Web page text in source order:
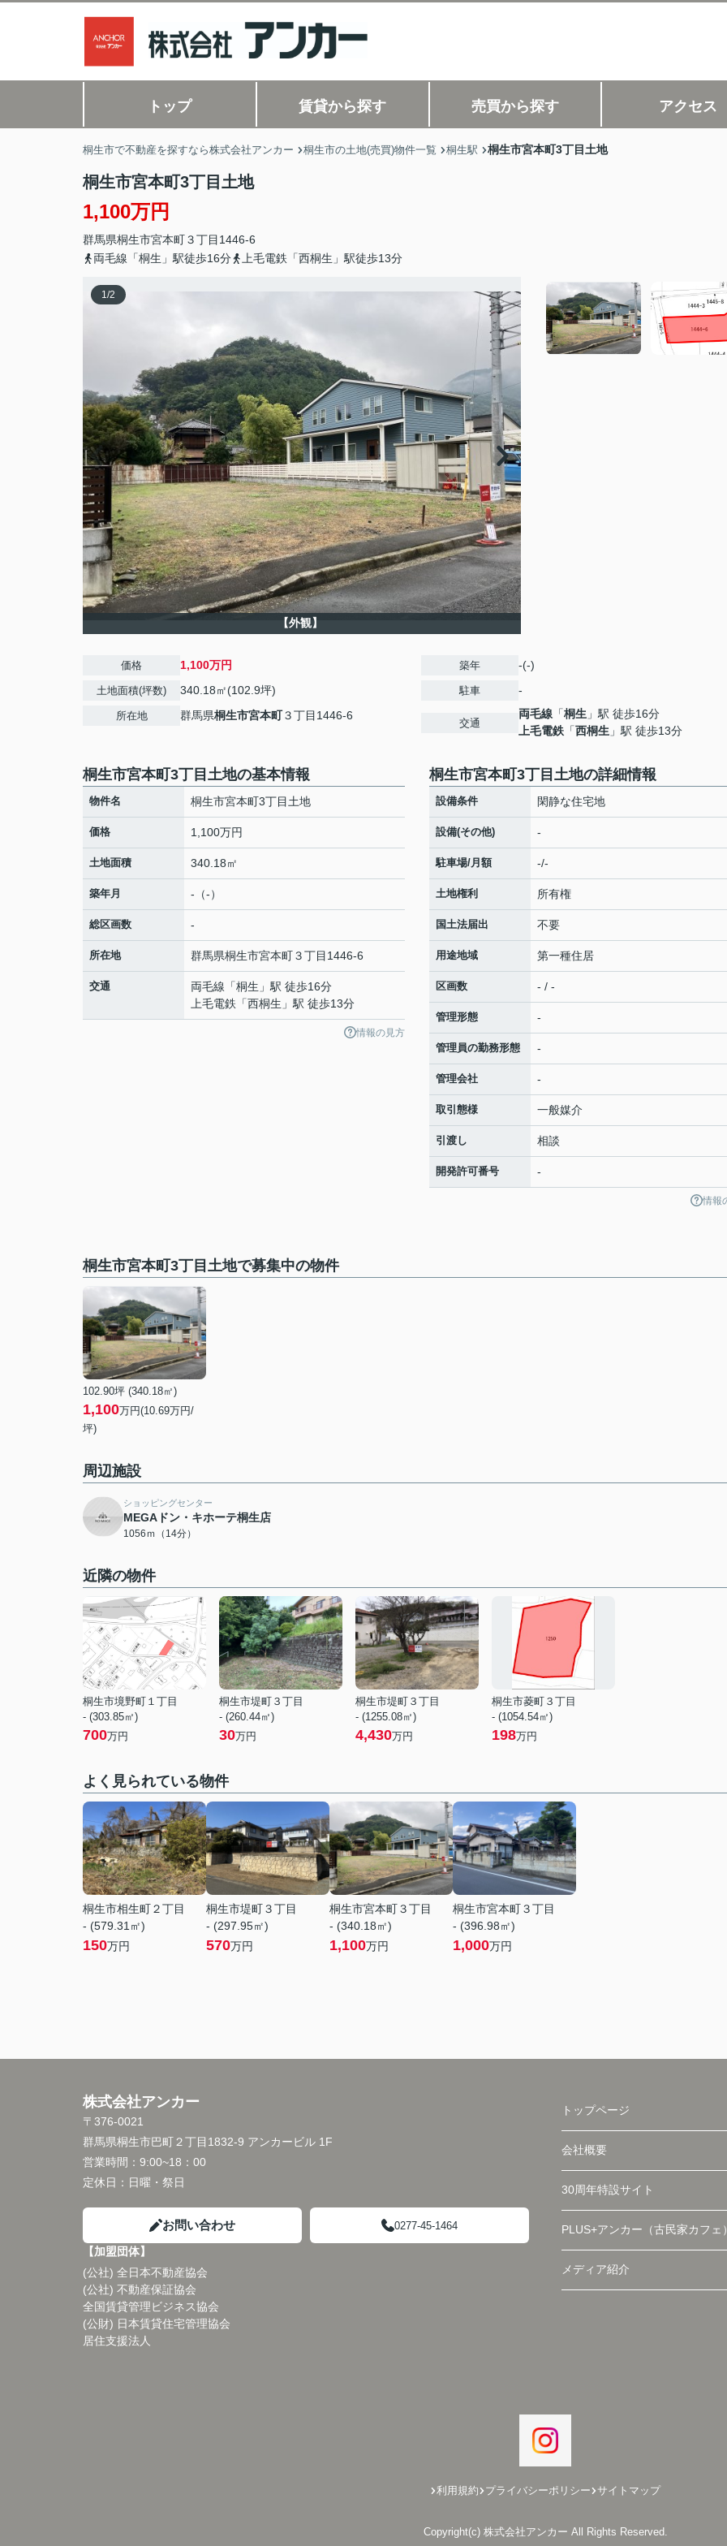
トップ 賃貸から探す 売買から探す アクセス
桐生市で不動産を探すなら株式会社アンカー 桐生市の土地(売買)物件一覧 桐生駅 桐生市宮本町3丁目土地
桐生市宮本町3丁目土地
1,100万円
群馬県桐生市宮本町３丁目1446-6
両毛線「桐生」駅徒歩16分
上毛電鉄「西桐生」駅徒歩13分
1/2
【外観】
価格 1,100万円
土地面積(坪数) 340.18㎡(102.9坪)
所在地 群馬県桐生市宮本町３丁目1446-6
築年 -(-)
駐車 -
交通
両毛線 「桐生 」駅 徒歩16分
上毛電鉄 「西桐生 」駅 徒歩13分
桐生市宮本町3丁目土地の基本情報
物件名 桐生市宮本町3丁目土地
価格 1,100万円
土地面積 340.18㎡
築年月 -（-）
総区画数 -
所在地 群馬県桐生市宮本町３丁目1446-6
交通 両毛線 「桐生 」駅 徒歩16分
上毛電鉄 「西桐生 」駅 徒歩13分
情報の見方
桐生市宮本町3丁目土地の詳細情報
設備条件 閑静な住宅地
設備(その他) -
駐車場/月額 -/-
土地権利 所有権
国土法届出 不要
用途地域 第一種住居
区画数 - / -
管理形態 -
管理員の勤務形態 -
管理会社 -
取引態様 一般媒介
引渡し 相談
開発許可番号 -
情報
桐生市宮本町3丁目土地で募集中の物件
102.90坪 (340.18㎡)
1,100万円(10.69万円/
坪)
周辺施設
ショッピングセンター
MEGAドン・キホーテ桐生店
1056ｍ（14分）
近隣の物件
桐生市境野町１丁目
- (303.85㎡)
700万円
桐生市堤町３丁目
- (260.44㎡)
30万円
桐生市堤町３丁目
- (1255.08㎡)
4,430万円
桐生市菱町３丁目
- (1054.54㎡)
198万円
よく見られている物件
桐生市相生町２丁目
- (579.31㎡)
150万円
桐生市堤町３丁目
- (297.95㎡)
570万円
桐生市宮本町３丁目
- (340.18㎡)
1,100万円
桐生市宮本町３丁目
- (396.98㎡)
1,000万円
株式会社アンカー
〒376-0021
群馬県桐生市巴町２丁目1832-9 アンカービル 1F
営業時間： 9:00~18：00
定休日： 日曜・祭日
お問い合わせ 0277-45-1464
【加盟団体】
(公社) 全日本不動産協会
(公社) 不動産保証協会
全国賃貸管理ビジネス協会
(公財) 日本賃貸住宅管理協会
居住支援法人
トップページ
会社概要
30周年特設サイト
PLUS+アンカー（古民家カフェ
メディア紹介
利用規約 プライバシーポリシー サイトマップ
Copyright(c) 株式会社アンカー All Rights Reserved.